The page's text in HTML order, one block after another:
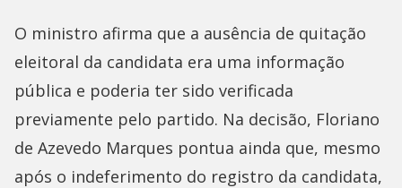
O ministro afirma que a ausência de quitação
eleitoral da candidata era uma informação
pública e poderia ter sido verificada
previamente pelo partido. Na decisão, Floriano
de Azevedo Marques pontua ainda que, mesmo
após o indeferimento do registro da candidata,